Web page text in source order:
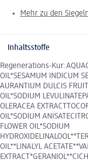
Mehr zu den
Inhaltsstoffe
Regenerations-
OIL*SESAMUM INDICUM
AURANTIUM DULCIS
OIL*SODIUM
OLERACEA
OIL*SODIUM
FLOWER OIL*SODIUM
OIL**LINALYL